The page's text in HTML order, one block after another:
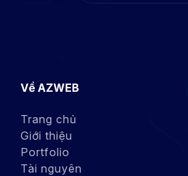
Về AZWEB
Trang chủ
Giới thiệu
Portfolio
Tài nguyên